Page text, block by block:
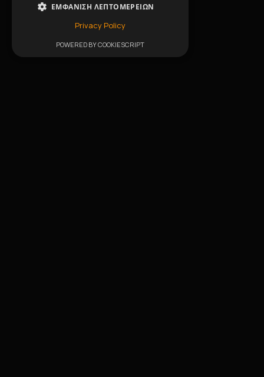
Εταιρικό Προφίλ
Events
ΕΜΦΆΝΙΣΗ ΛΕΠΤΟΜΕΡΕΙΏΝ
Privacy Policy
POWERED BY COOKIESCRIPT